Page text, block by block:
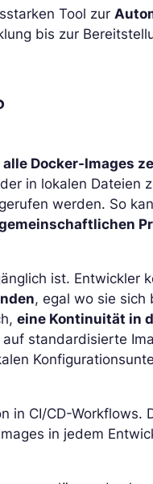
Tool zur
bis zur
alle Docker-Images
in lokalen Dateien
werden. So
ist. Entwickler
, egal wo sie sich
eine Kontinuität in
standardisierte
in CI/CD-Workflows.
in jedem